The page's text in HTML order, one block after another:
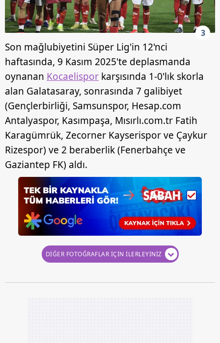
3
Son mağlubiyetini Süper Lig'in 12'nci
haftasında, 9 Kasım 2025'te deplasmanda
oynanan Kocaelispor karşısında 1-0'lık skorla
alan Galatasaray, sonrasında 7 galibiyet
(Gençlerbirliği, Samsunspor, Hesap.com
Antalyaspor, Kasımpaşa, Mısırlı.com.tr Fatih
Karagümrük, Zecorner Kayserispor ve Çaykur
Rizespor) ve 2 beraberlik (Fenerbahçe ve
Gaziantep FK) aldı.
DİĞER FOTOĞRAFLAR İÇİN İLERLEYİNİZ